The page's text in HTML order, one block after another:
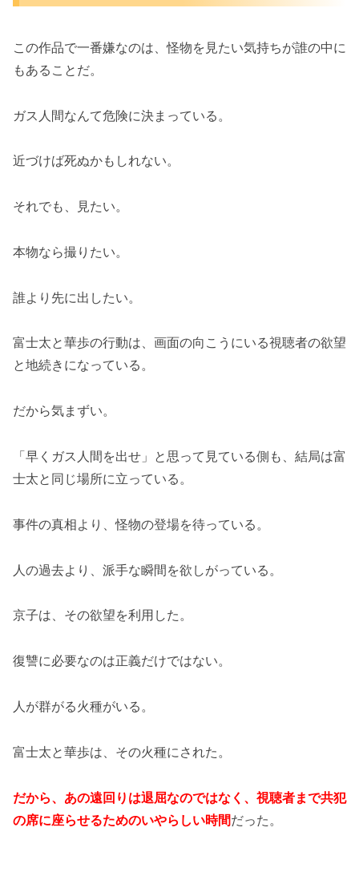
この作品で一番嫌なのは、怪物を見たい気持ちが誰の中に
もあることだ。
ガス人間なんて危険に決まっている。
近づけば死ぬかもしれない。
それでも、見たい。
本物なら撮りたい。
誰より先に出したい。
富士太と華歩の行動は、画面の向こうにいる視聴者の欲望
と地続きになっている。
だから気まずい。
「早くガス人間を出せ」と思って見ている側も、結局は富
士太と同じ場所に立っている。
事件の真相より、怪物の登場を待っている。
人の過去より、派手な瞬間を欲しがっている。
京子は、その欲望を利用した。
復讐に必要なのは正義だけではない。
人が群がる火種がいる。
富士太と華歩は、その火種にされた。
だから、あの遠回りは退屈なのではなく、視聴者まで共犯
の席に座らせるためのいやらしい時間だった。